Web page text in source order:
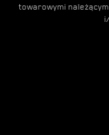
towarowymi